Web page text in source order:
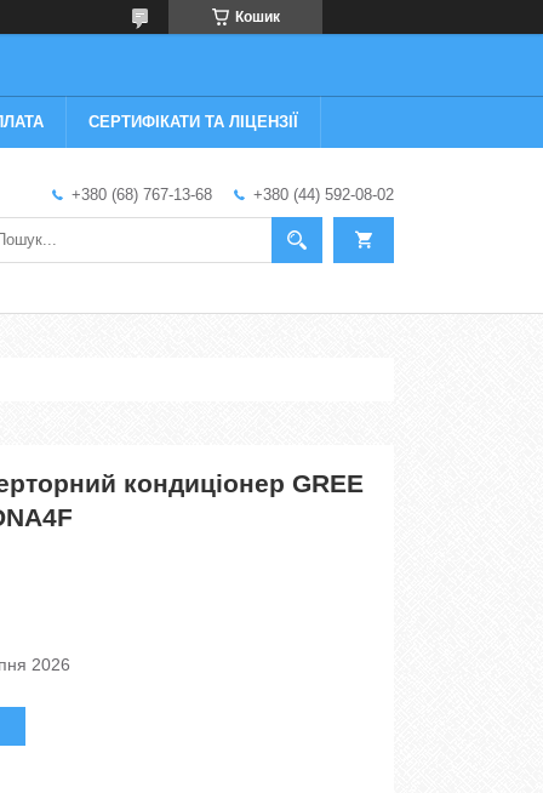
Кошик
СЕРТИФІКАТИ ТА ЛІЦЕНЗІЇ
+380 (68) 767-13-68 +380 (44) 592-08-02
кондиціонер GREE
2026